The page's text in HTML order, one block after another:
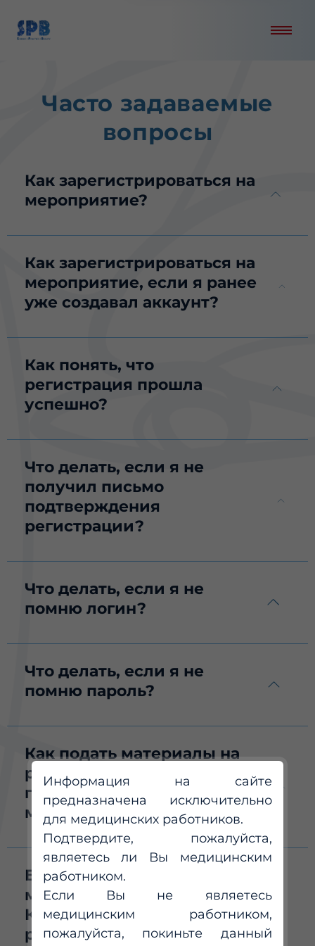
Часто задаваемые
вопросы
Как зарегистрироваться на
мероприятие?
Как зарегистрироваться на
мероприятие, если я ранее
уже создавал аккаунт?
Как понять, что
регистрация прошла
успешно?
Что делать, если я не
получил письмо
подтверждения
регистрации?
Что делать, если я не
помню логин?
Что делать, если я не
помню пароль?
Как подать материалы на
рассмотрение в
программный комитет
мероприятия?
Будет ли аккредитовано
мероприятие в
Координационом совете по
развитию непрерывного
Информация на сайте
предназначена исключительно
для медицинских работников.
Подтвердите, пожалуйста,
являетесь ли Вы медицинским
работником.
Если Вы не являетесь
медицинским работником,
пожалуйста, покиньте данный